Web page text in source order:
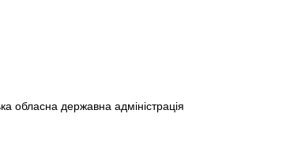
обласна державна адміністрація